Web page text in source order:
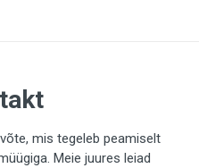
mis tegeleb peamiselt
Meie juures leiad